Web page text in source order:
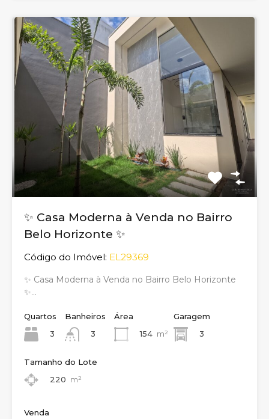
✨ Casa Moderna à Venda no Bairro
Belo Horizonte ✨
Código do Imóvel: EL29369
✨ Casa Moderna à Venda no Bairro Belo Horizonte
✨…
Quartos
3
Banheiros
3
Área
154 m²
Garagem
3
Tamanho do Lote
220 m²
Venda